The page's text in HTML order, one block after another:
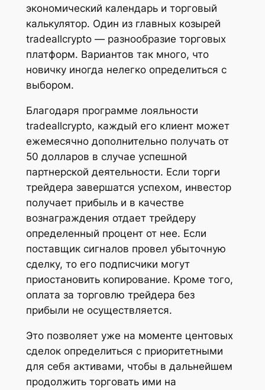
экономический календарь и торговый
калькулятор. Один из главных козырей
tradeallcrypto — разнообразие торговых
платформ. Вариантов так много, что
новичку иногда нелегко определиться с
выбором.
Благодаря программе лояльности
tradeallcrypto, каждый его клиент может
ежемесячно дополнительно получать от
50 долларов в случае успешной
партнерской деятельности. Если торги
трейдера завершатся успехом, инвестор
получает прибыль и в качестве
вознаграждения отдает трейдеру
определенный процент от нее. Если
поставщик сигналов провел убыточную
сделку, то его подписчики могут
приостановить копирование. Кроме того,
оплата за торговлю трейдера без
прибыли не осуществляется.
Это позволяет уже на моменте центовых
сделок определиться с приоритетными
для себя активами, чтобы в дальнейшем
продолжить торговать ими на